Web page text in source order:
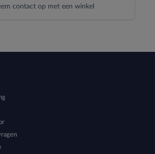
contact op met een winkel